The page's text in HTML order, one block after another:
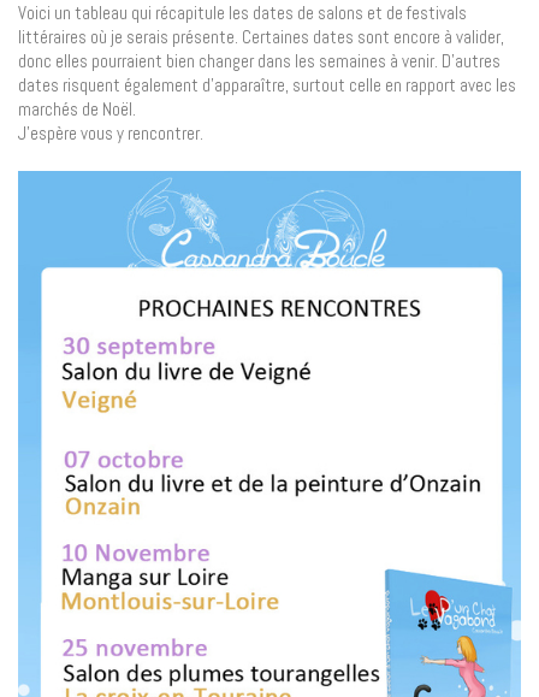
Voici un tableau qui récapitule les dates de salons et de festivals
littéraires où je serais présente. Certaines dates sont encore à valider,
donc elles pourraient bien changer dans les semaines à venir. D’autres
dates risquent également d’apparaître, surtout celle en rapport avec les
marchés de Noël.
J’espère vous y rencontrer.